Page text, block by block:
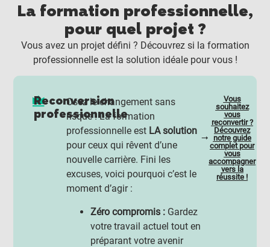
La formation professionnelle,
pour quel projet ?
Vous avez un projet défini ? Découvrez si la formation
professionnelle est la solution idéale pour vous !
Reconversion
professionnelle
Osez le changement sans
risque ! La formation
professionnelle est LA solution
pour ceux qui rêvent d’une
nouvelle carrière. Fini les
excuses, voici pourquoi c’est le
moment d’agir :
Zéro compromis :Gardez
votre travail actuel tout en
préparant votre avenir
Vous
souhaitez
vous
reconvertir ?
Découvrez
notre guide
complet pour
vous
accompagner
vers la
réussite !